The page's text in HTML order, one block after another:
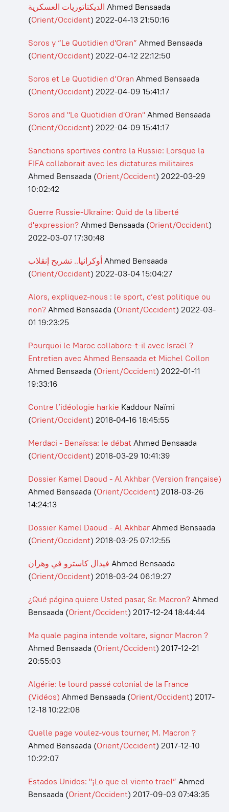
الديكتاتوريات العسكرية Ahmed Bensaada
(Orient/Occident) 2022-04-13 21:50:16
Soros y “Le Quotidien d'Oran” Ahmed Bensaada
(Orient/Occident) 2022-04-12 22:12:50
Soros et Le Quotidien d’Oran Ahmed Bensaada
(Orient/Occident) 2022-04-09 15:41:17
Soros and "Le Quotidien d'Oran"Ahmed Bensaada
(Orient/Occident) 2022-04-09 15:41:17
Sanctions sportives contre la Russie: Lorsque la
FIFA collaborait avec les dictatures militaires
Ahmed Bensaada (Orient/Occident) 2022-03-29
10:02:42
Guerre Russie-Ukraine: Quid de la liberté
d'expression?Ahmed Bensaada (Orient/Occident)
2022-03-07 17:30:48
أوكرانيا.. تشريح إنقلابAhmed Bensaada
(Orient/Occident) 2022-03-04 15:04:27
Alors, expliquez-nous : le sport, c’est politique ou
non?Ahmed Bensaada (Orient/Occident) 2022-03-
01 19:23:25
Pourquoi le Maroc collabore-t-il avec Israël ?
Entretien avec Ahmed Bensaada et Michel Collon
Ahmed Bensaada (Orient/Occident) 2022-01-11
19:33:16
Contre l’idéologie harkie Kaddour Naïmi
(Orient/Occident) 2018-04-16 18:45:55
Merdaci - Benaïssa: le débatAhmed Bensaada
(Orient/Occident) 2018-03-29 10:41:39
Dossier Kamel Daoud - Al Akhbar (Version française)
Ahmed Bensaada (Orient/Occident) 2018-03-26
14:24:13
Dossier Kamel Daoud - Al AkhbarAhmed Bensaada
(Orient/Occident) 2018-03-25 07:12:55
فيدال كاسترو في وهران Ahmed Bensaada
(Orient/Occident) 2018-03-24 06:19:27
¿Qué página quiere Usted pasar, Sr. Macron?Ahmed
Bensaada (Orient/Occident) 2017-12-24 18:44:44
Ma quale pagina intende voltare, signor Macron ?
Ahmed Bensaada (Orient/Occident) 2017-12-21
20:55:03
Algérie: le lourd passé colonial de la France
(Vidéos) Ahmed Bensaada (Orient/Occident) 2017-
12-18 10:22:08
Quelle page voulez-vous tourner, M. Macron ?
Ahmed Bensaada (Orient/Occident) 2017-12-10
10:22:07
Estados Unidos: "¡Lo que el viento trae!” Ahmed
Bensaada (Orient/Occident) 2017-09-03 07:43:35